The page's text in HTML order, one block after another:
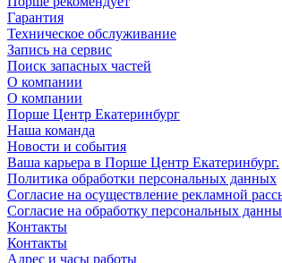
Гарантия
Техническое обслуживание
Запись на сервис
Поиск запасных частей
О компании
О компании
Порше Центр Екатеринбург
Наша команда
Новости и события
Ваша карьера в Порше Центр Екатеринбург.
Политика обработки персональных данных
Согласие на осуществление рекламной
Согласие на обработку персональных
Контакты
Контакты
Адрес и часы работы